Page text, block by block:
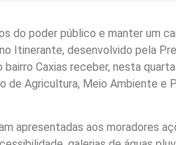
do poder público e manter um
Itinerante, desenvolvido pela
bairro Caxias receber, nesta
de Agricultura, Meio Ambiente e
apresentadas aos moradores